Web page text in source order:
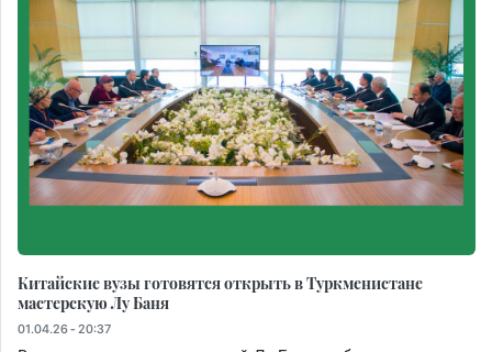
Китайские вузы готовятся открыть в Туркменистане
мастерскую Лу Баня
01.04.26 - 20:37